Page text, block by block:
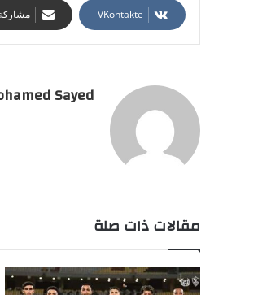
مشاركة
Sayed
مقالات ذات صلة